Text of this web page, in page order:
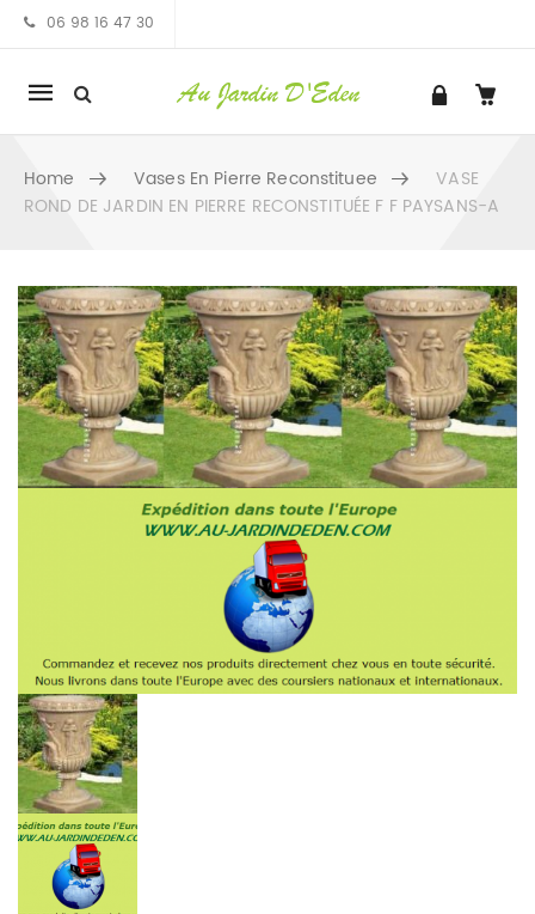
06 98 16 47 30
Mobile
navigation
Home Vases En Pierre Reconstituee
VASE
ROND DE JARDIN EN PIERRE RECONSTITUÉE F F PAYSANS-A
Skip to content